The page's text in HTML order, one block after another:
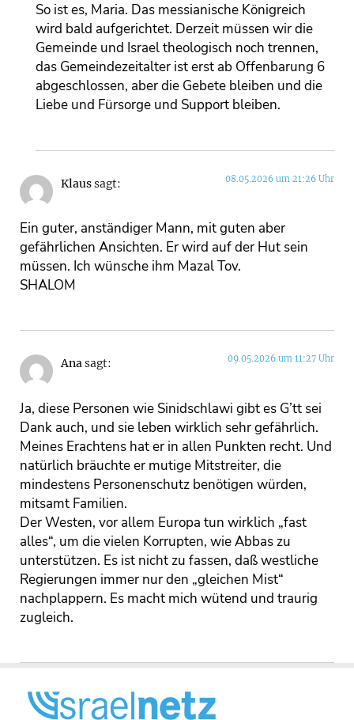
So ist es, Maria. Das messianische Königreich
wird bald aufgerichtet. Derzeit müssen wir die
Gemeinde und Israel theologisch noch trennen,
das Gemeindezeitalter ist erst ab Offenbarung 6
abgeschlossen, aber die Gebete bleiben und die
Liebe und Fürsorge und Support bleiben.
Klaussagt: 08.05.2026 um 21:26 Uhr
Ein guter, anständiger Mann, mit guten aber
gefährlichen Ansichten. Er wird auf der Hut sein
müssen. Ich wünsche ihm Mazal Tov.
SHALOM
Anasagt: 09.05.2026 um 11:27 Uhr
Ja, diese Personen wie Sinidschlawi gibt es G’tt sei
Dank auch, und sie leben wirklich sehr gefährlich.
Meines Erachtens hat er in allen Punkten recht. Und
natürlich bräuchte er mutige Mitstreiter, die
mindestens Personenschutz benötigen würden,
mitsamt Familien.
Der Westen, vor allem Europa tun wirklich „fast
alles“, um die vielen Korrupten, wie Abbas zu
unterstützen. Es ist nicht zu fassen, daß westliche
Regierungen immer nur den „gleichen Mist“
nachplappern. Es macht mich wütend und traurig
zugleich.